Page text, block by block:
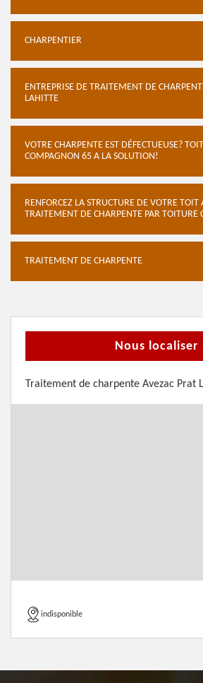
CHARPENTIER
ENTREPRISE DE TRAITEMENT DE
LAHITTE
VOTRE CHARPENTE EST DÉFECTUEUSE?
COMPAGNON 65 A LA SOLUTION!
RENFORCEZ LA STRUCTURE DE VOTRE TOIT
TRAITEMENT DE CHARPENTE PAR TOITURE
TRAITEMENT DE CHARPENTE
Nous localiser
Traitement de charpente Avezac Prat
indisponible